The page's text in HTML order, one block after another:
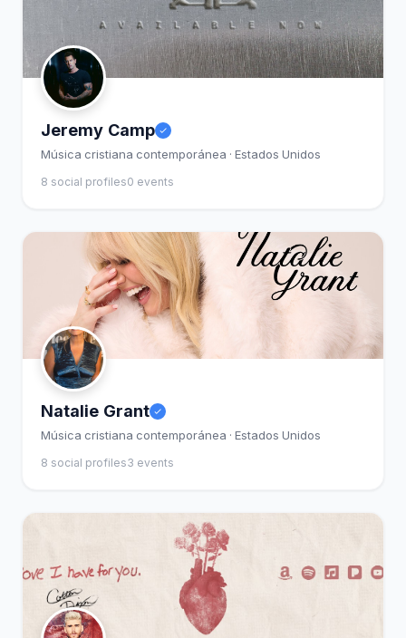
Jeremy Camp
Música cristiana contemporánea · Estados Unidos
8 social profiles0 events
Natalie Grant
Música cristiana contemporánea · Estados Unidos
8 social profiles3 events